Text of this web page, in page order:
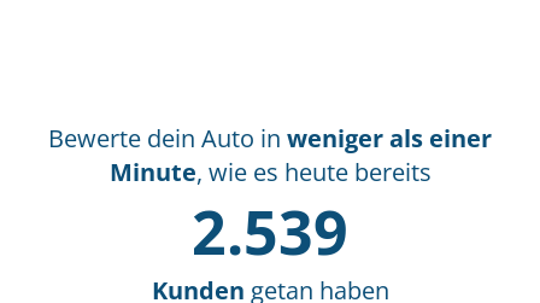
Bewerte dein Auto in weniger als einer
Minute, wie es heute bereits
2.539
Kunden getan haben